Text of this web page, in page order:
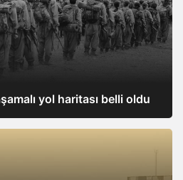
yol haritası belli oldu